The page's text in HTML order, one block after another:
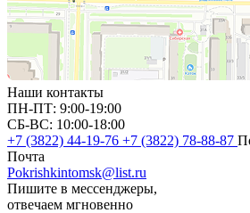
Наши контакты
ПН-ПТ: 9:00-19:00
СБ-ВС: 10:00-18:00
+7 (3822) 44-19-76 +7 (3822) 78-88-87
Почта
Pokrishkintomsk@list.ru
Пишите в мессенджеры,
отвечаем мгновенно